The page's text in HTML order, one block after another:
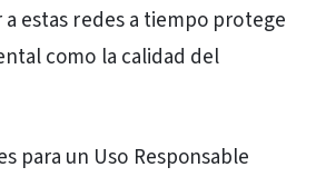
a estas redes a tiempo protege
como la calidad del
para un Uso Responsable